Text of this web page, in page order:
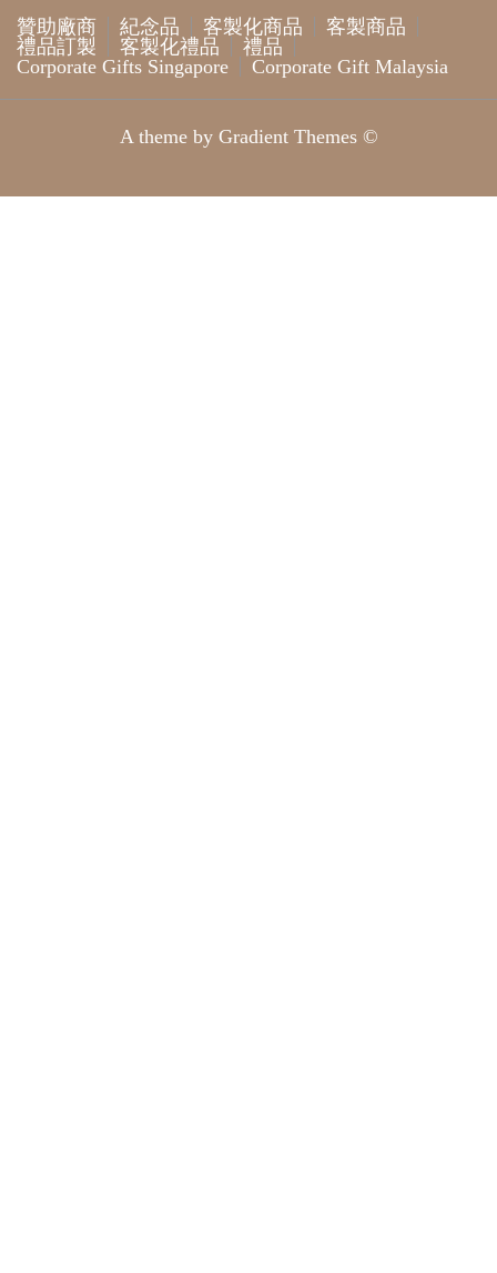
贊助廠商 紀念品 客製化商品
客製商品
禮品訂製
客製化禮品
禮品
Corporate Gifts Singapore
Corporate Gift Malaysia
A theme by Gradient Themes ©